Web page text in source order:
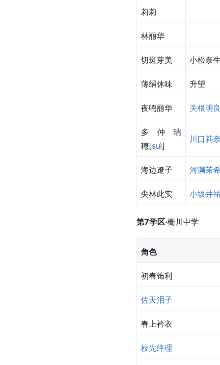
莉莉
林丽华
切斑芽美 小松奈
薄绢休味 升望
夜鸣丽华 关根明
多仲瑞
穂[suì]
川口莉
海边遼子 河濑茉
尖林此实 小坂井
第7学区·栅川中学
角色
初春饰利
佐天泪子
春上衿衣
枝先绊理